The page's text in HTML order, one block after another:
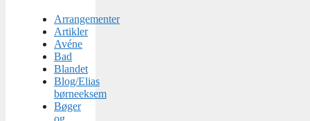
Arrangementer
Artikler
Avéne
Bad
Blandet
Blog/Elias
børneeksem
Bøger